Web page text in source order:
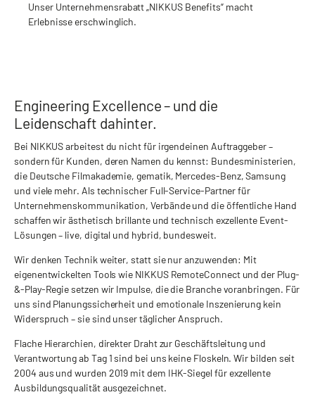
Unser Unternehmensrabatt „NIKKUS Benefits“ macht
Erlebnisse erschwinglich.
Engineering Excellence – und die
Leidenschaft dahinter.
Bei NIKKUS arbeitest du nicht für irgendeinen Auftraggeber –
sondern für Kunden, deren Namen du kennst: Bundesministerien,
die Deutsche Filmakademie, gematik, Mercedes-Benz, Samsung
und viele mehr. Als technischer Full-Service-Partner für
Unternehmenskommunikation, Verbände und die öffentliche Hand
schaffen wir ästhetisch brillante und technisch exzellente Event-
Lösungen – live, digital und hybrid, bundesweit.
Wir denken Technik weiter, statt sie nur anzuwenden: Mit
eigenentwickelten Tools wie NIKKUS RemoteConnect und der Plug-
&-Play-Regie setzen wir Impulse, die die Branche voranbringen. Für
uns sind Planungssicherheit und emotionale Inszenierung kein
Widerspruch – sie sind unser täglicher Anspruch.
Flache Hierarchien, direkter Draht zur Geschäftsleitung und
Verantwortung ab Tag 1 sind bei uns keine Floskeln. Wir bilden seit
2004 aus und wurden 2019 mit dem IHK-Siegel für exzellente
Ausbildungsqualität ausgezeichnet.